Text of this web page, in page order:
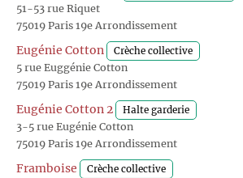
51-53 rue Riquet
75019 Paris 19e Arrondissement
Eugénie Cotton Crèche collective
5 rue Euggénie Cotton
75019 Paris 19e Arrondissement
Eugénie Cotton 2 Halte garderie
3-5 rue Eugénie Cotton
75019 Paris 19e Arrondissement
Framboise Crèche collective